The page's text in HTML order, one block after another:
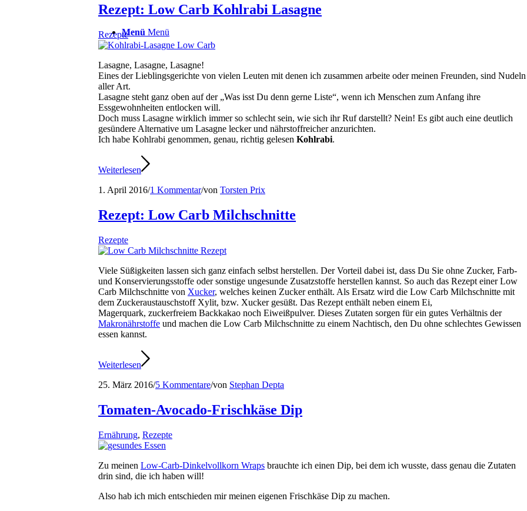
Menü Menü
Rezept: Low Carb Kohlrabi Lasagne
Rezepte
Lasagne, Lasagne, Lasagne!
Eines der Lieblingsgerichte von vielen Leuten mit denen ich zusammen arbeite oder meinen Freunden, sind Nudeln
aller Art.
Lasagne steht ganz oben auf der „Was isst Du denn gerne Liste“, wenn ich Menschen zum Anfang ihre
Essgewohnheiten entlocken will.
Doch muss Lasagne wirklich immer so schlecht sein, wie sich ihr Ruf darstellt? Nein! Es gibt auch eine deutlich
gesündere Alternative um Lasagne lecker und nährstoffreicher anzurichten.
Ich habe Kohlrabi genommen, genau, richtig gelesen Kohlrabi.
Weiterlesen
1. April 2016/1 Kommentar/von Torsten Prix
Rezept: Low Carb Milchschnitte
Rezepte
Viele Süßigkeiten lassen sich ganz einfach selbst herstellen. Der Vorteil dabei ist, dass Du Sie ohne Zucker, Farb-
und Konservierungsstoffe oder sonstige ungesunde Zusatzstoffe herstellen kannst. So auch das Rezept einer Low
Carb Milchschnitte von Xucker, welches keinen Zucker enthält. Als Ersatz wird die Low Carb Milchschnitte mit
dem Zuckeraustauschstoff Xylit, bzw. Xucker gesüßt. Das Rezept enthält neben einem Ei,
Magerquark, zuckerfreiem Backkakao noch Eiweißpulver. Dieses Zutaten sorgen für ein gutes Verhältnis der
Makronährstoffe und machen die Low Carb Milchschnitte zu einem Nachtisch, den Du ohne schlechtes Gewissen
essen kannst.
Weiterlesen
25. März 2016/5 Kommentare/von Stephan Depta
Tomaten-Avocado-Frischkäse Dip
Ernährung, Rezepte
Zu meinen Low-Carb-Dinkelvollkorn Wraps brauchte ich einen Dip, bei dem ich wusste, dass genau die Zutaten
drin sind, die ich haben will!
Also hab ich mich entschieden mir meinen eigenen Frischkäse Dip zu machen.